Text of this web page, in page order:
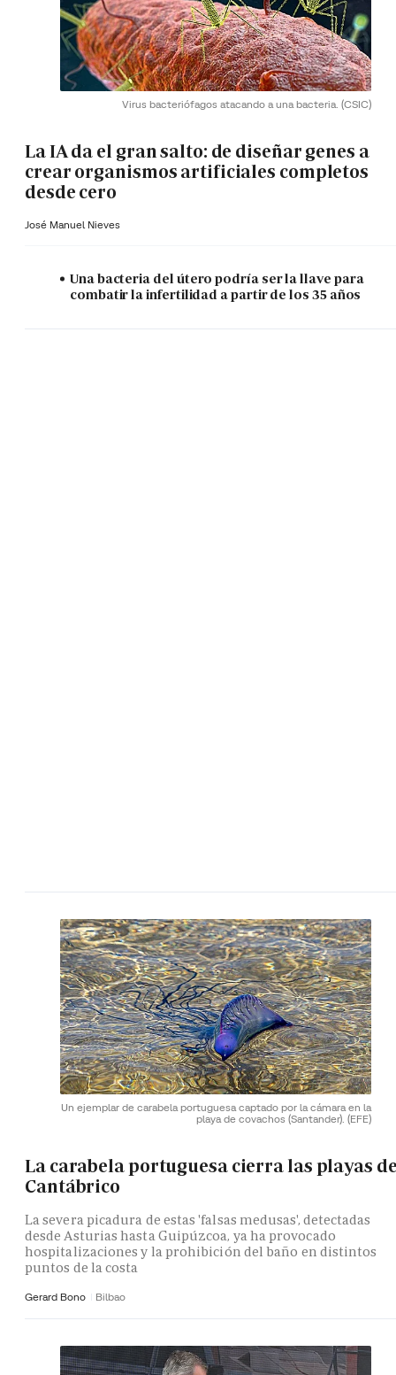
Virus bacteriófagos atacando a una bacteria. (CSIC)
La IA da el gran salto: de diseñar genes a
crear organismos artificiales completos
desde cero
José Manuel Nieves
Una bacteria del útero podría ser la llave para
combatir la infertilidad a partir de los 35 años
Un ejemplar de carabela portuguesa captado por la cámara en la
playa de covachos (Santander). (EFE)
La carabela portuguesa cierra las playas
Cantábrico
La severa picadura de estas 'falsas medusas', detectadas
desde Asturias hasta Guipúzcoa, ya ha provocado
hospitalizaciones y la prohibición del baño en distintos
puntos de la costa
Gerard Bono Bilbao